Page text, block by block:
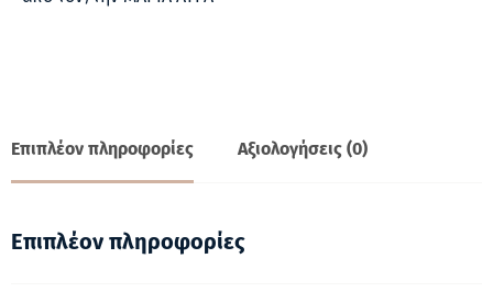
Επιπλέον πληροφορίες Αξιολογήσεις (0)
Επιπλέον πληροφορίες